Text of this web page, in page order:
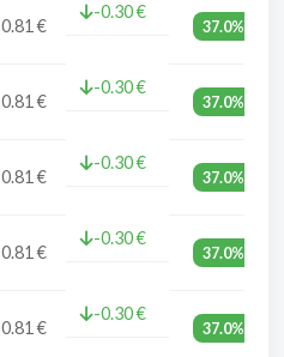
0.81 €
-0.30 €
37.0%
0.81 €
-0.30 €
37.0%
0.81 €
-0.30 €
37.0%
0.81 €
-0.30 €
37.0%
0.81 €
-0.30 €
37.0%